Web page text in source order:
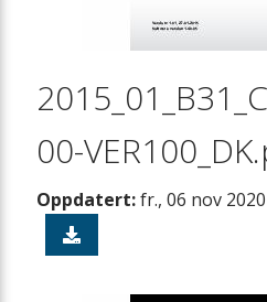
00-
Oppdatert:fr., 06 nov